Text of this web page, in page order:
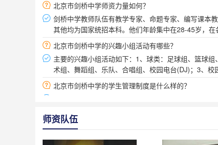
北京市剑桥中学师资力量如何？
剑桥中学教师队伍有教学专家、命题专家、编写课本
其他均为国家统招本科。他们年龄集中在28-45岁，在
北京市剑桥中学的兴趣小组活动有哪些？
主要的兴趣小组活动如下：1、球类：足球组、篮球
术组、舞蹈组、乐队、合唱组、校园电台(DJ)；3、
写）、跆拳道小组、手工组（船模、刺绣、编织等）
练小组、爱心小组（帮助别人，奉献爱心，如上敬老
北京市剑桥中学的学生管理制度是什么样的？
间的互相抄袭、攀比，又让每一个学生找到自己的发展
北京市剑桥中学的教育理念是什么？
爱+严+科学 个性化因材施教，让每一个孩子成才！有
师资队伍